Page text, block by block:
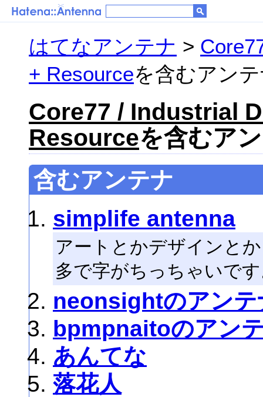
はてなアンテナ >
+ Resourceを含むアン
Core77 / Industrial
Resourceを含むア
含むアンテナ
simplife antenna
アートとかデザインと
多で字がちっちゃいで
neonsightのアンテ
bpmpnaitoのアン
あんてな
落花人